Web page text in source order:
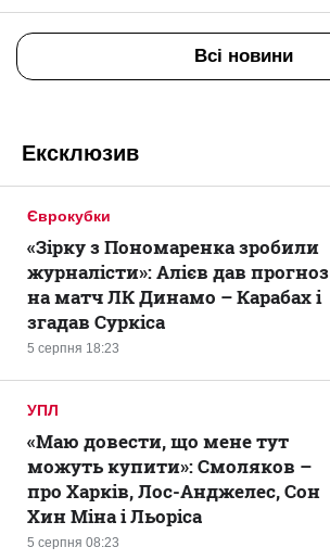
Всі новини
Ексклюзив
Єврокубки
5 серпня 18:23
«Зірку з Пономаренка зробили
журналісти»: Алієв дав прогноз
на матч ЛК Динамо – Карабах і
згадав Суркіса
УПЛ
5 серпня 08:23
«Маю довести, що мене тут
можуть купити»: Смоляков –
про Харків, Лос-Анджелес, Сон
Хин Міна і Льоріса